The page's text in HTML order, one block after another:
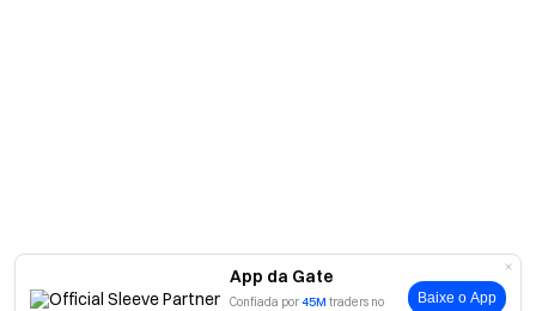
App da Gate
Confiada por45M traders no
Baixe o App